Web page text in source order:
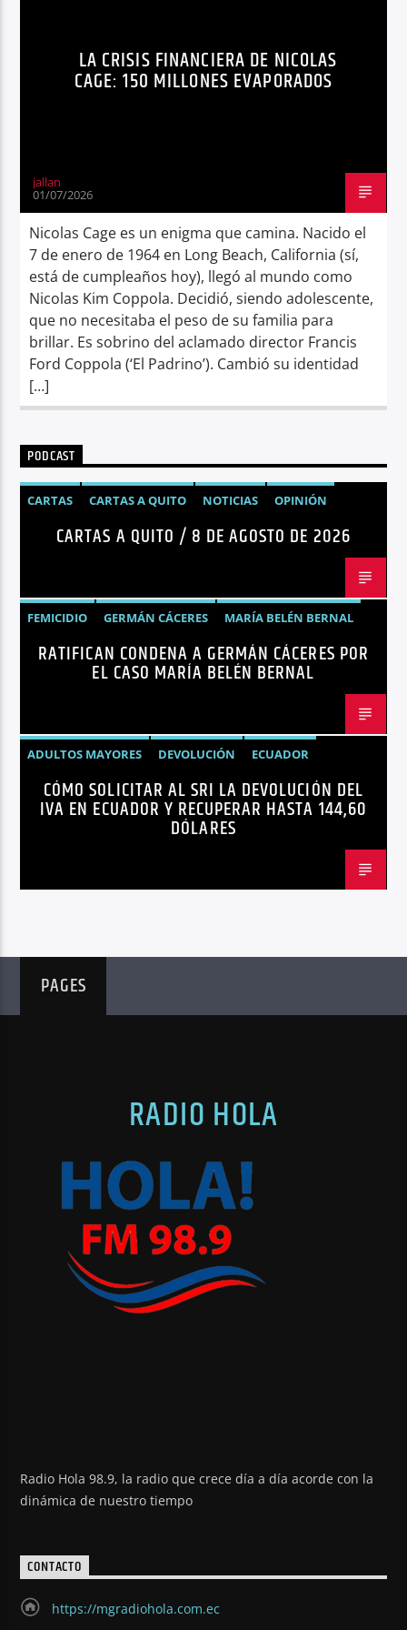
NOTICIAS
TENDENCIAS
LA CRISIS FINANCIERA DE NICOLAS
CAGE: 150 MILLONES EVAPORADOS
jallan
01/07/2026
Nicolas Cage es un enigma que camina. Nacido el
7 de enero de 1964 en Long Beach, California (sí,
está de cumpleaños hoy), llegó al mundo como
Nicolas Kim Coppola. Decidió, siendo adolescente,
que no necesitaba el peso de su familia para
brillar. Es sobrino del aclamado director Francis
Ford Coppola (‘El Padrino’). Cambió su identidad
[…]
PODCAST
CARTAS CARTAS A QUITO NOTICIAS OPINIÓN
CARTAS A QUITO / 8 DE AGOSTO DE 2026
FEMICIDIO GERMÁN CÁCERES
MARÍA BELÉN BERNAL
NOTICIAS
SEGURIDAD
RATIFICAN CONDENA A GERMÁN CÁCERES POR
EL CASO MARÍA BELÉN BERNAL
ADULTOS MAYORES DEVOLUCIÓN
ECUADOR
NEGOCIOS
NOTICIAS PERSONAS CON DISCAPACIDAD
CÓMO SOLICITAR AL SRI LA DEVOLUCIÓN DEL
IVA EN ECUADOR Y RECUPERAR HASTA 144,60
DÓLARES
PAGES
RADIO HOLA
Radio Hola 98.9, la radio que crece día a día acorde con la
dinámica de nuestro tiempo
CONTACTO
https://mgradiohola.com.ec